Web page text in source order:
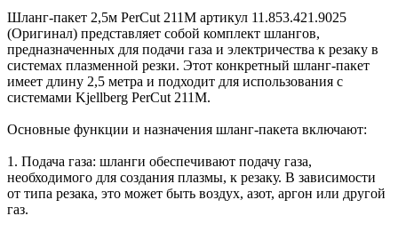
Шланг-пакет 2,5м PerCut 211M артикул 11.853.421.9025
(Оригинал) представляет собой комплект шлангов,
предназначенных для подачи газа и электричества к резаку в
системах плазменной резки. Этот конкретный шланг-пакет
имеет длину 2,5 метра и подходит для использования с
системами Kjellberg PerCut 211M.
Основные функции и назначения шланг-пакета включают:
1. Подача газа: шланги обеспечивают подачу газа,
необходимого для создания плазмы, к резаку. В зависимости
от типа резака, это может быть воздух, азот, аргон или другой
газ.